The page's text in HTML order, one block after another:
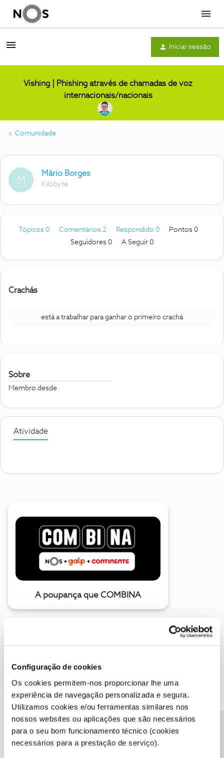
Configuração de cookies
Os cookies permitem-nos proporcionar lhe uma
experiência de navegação personalizada e segura.
Utilizamos cookies e/ou ferramentas similares nos
nossos websites ou aplicações que são necessários
para o seu bom funcionamento técnico (cookies
necessários para a prestação de serviço).
Menu
Iniciar sessão
Vishing | Phishing através de chamadas de voz
internacionais/nacionais
Comunidade
M
Mário Borges
Kilobyte
Tópicos 0 Comentários 2 Respondido 0
Pontos 0
Seguidores 0 A Seguir 0
Crachás
está a trabalhar para ganhar o primeiro crachá
Sobre
Membro desde
Atividade
A poupança que COMBINA
Descubra as novidades de julho